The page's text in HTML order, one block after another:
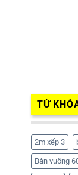
TỪ
2m xếp 3
Bàn vuông